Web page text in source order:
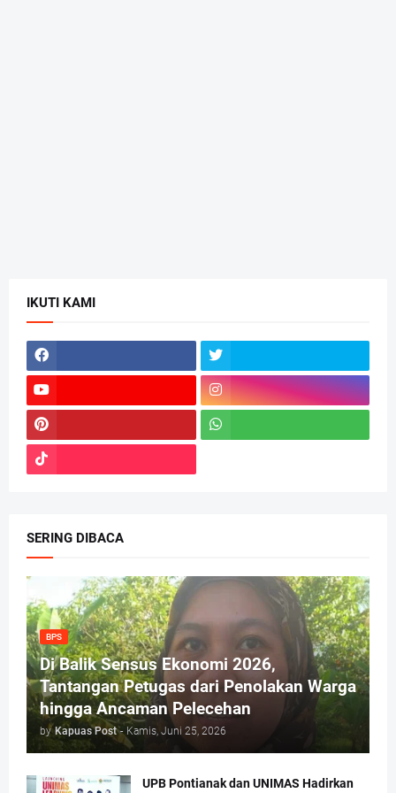
IKUTI KAMI
SERING DIBACA
BPS
Di Balik Sensus Ekonomi 2026,
Tantangan Petugas dari Penolakan Warga
hingga Ancaman Pelecehan
by Kapuas Post - Kamis, Juni 25, 2026
UPB Pontianak dan UNIMAS Hadirkan